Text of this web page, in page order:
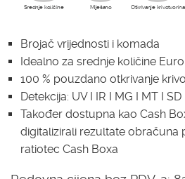
Srednje količine Miješano Otkrivanje krivotvorina
Brojač vrijednosti i komada
Idealno za srednje količine
100 % pouzdano otkrivanje
Detekcija: UV I IR I MG I MT I SD
Također dostupna kao Cash
digitalizirali rezultate obračuna
ratiotec Cash Boxa